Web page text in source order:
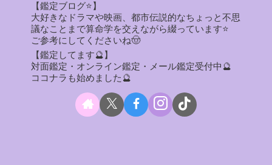
【鑑定ブログ⭐】
大好きなドラマや映画、都市伝説的なちょっと不思
議なことまで算命学を交えながら綴っています⭐
ご参考にしてくださいね🤠
【鑑定してます🔮】
対面鑑定・オンライン鑑定・メール鑑定受付中🔮
ココナラも始めました🔮